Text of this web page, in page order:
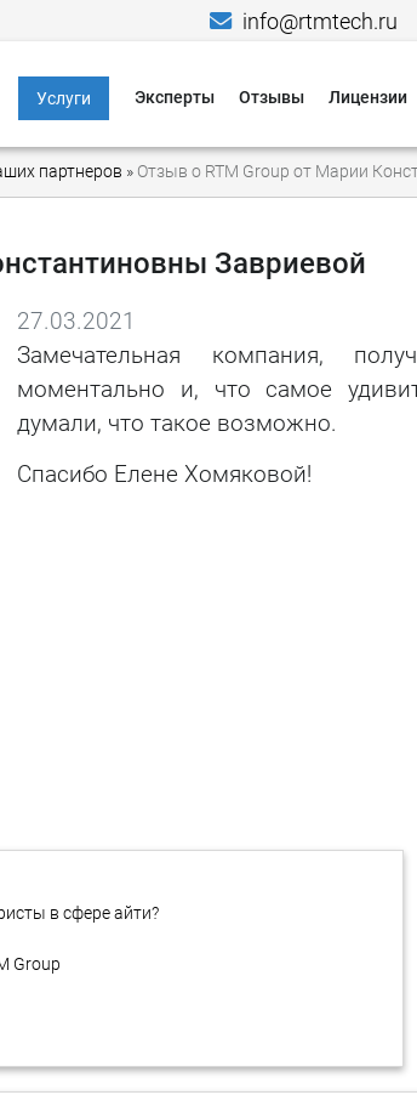
info@rtmtech.ru
Услуги
Информационная
безопасность
экспертизы
Юридические услуги в
области IT и ИБ
Критическая
информационная
Эксперты Отзывы Лицензии
партнеров » Отзыв о RTM Group от Марии
Завриевой
27.03.2021
Замечательная компания,
моментально и, что самое
думали, что такое возможно.
Спасибо Елене Хомяковой!
в сфере айти?
Group